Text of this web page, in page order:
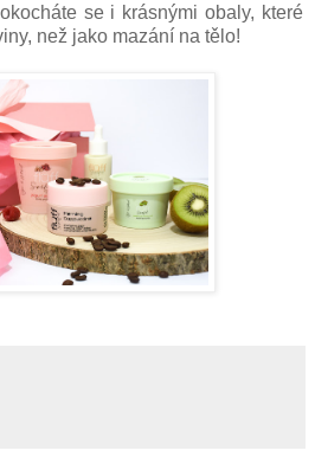
se i krásnými obaly, které
než jako mazání na tělo!